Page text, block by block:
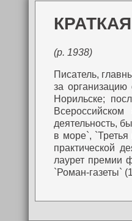
(р. 1938)
Писатель,
за организацию
Норильске;
деятельность,
в море`,
практической
лаурет премии
`Роман-газеты`